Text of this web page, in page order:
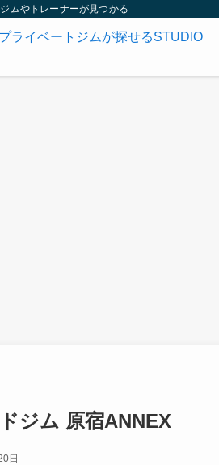
ムやトレーナーが見つかる
ジム 原宿ANNEX
日